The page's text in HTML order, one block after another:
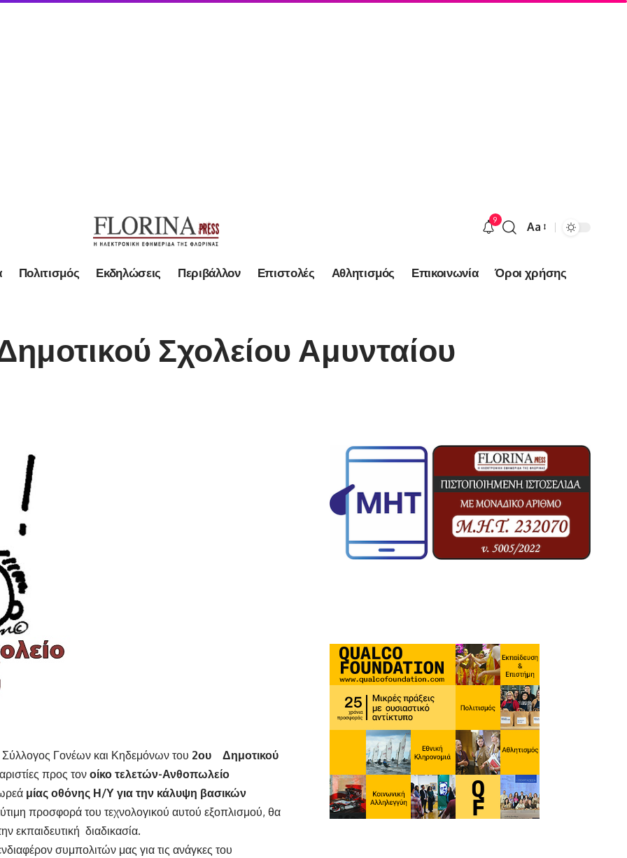
9
Font
Aa
Πολιτισμός Εκδηλώσεις Περιβάλλον Επιστολές Αθλητισμός Επικοινωνία Όροι χρήσης
Σχολείου Αμυνταίου
Γονέων και Κηδεμόνων του 2ου Δημοτικού
προς τονοίκο τελετών-Ανθοπωλείο
μίας οθόνης Η/Υ για την κάλυψη βασικών
προσφορά του τεχνολογικού αυτού εξοπλισμού, θα
εκπαιδευτική διαδικασία.
συμπολιτών μας για τις ανάγκες του